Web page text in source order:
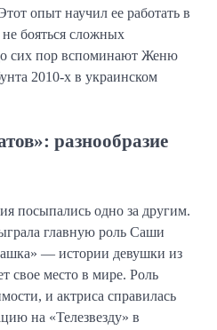
опыт научил ее работать в
бояться сложных
сих пор вспоминают Женю
2010-х в украинском
разнообразие
посыпались одно за другим.
главную роль Саши
— истории девушки из
свое место в мире. Роль
и актриса справилась
на «Телезвезду» в